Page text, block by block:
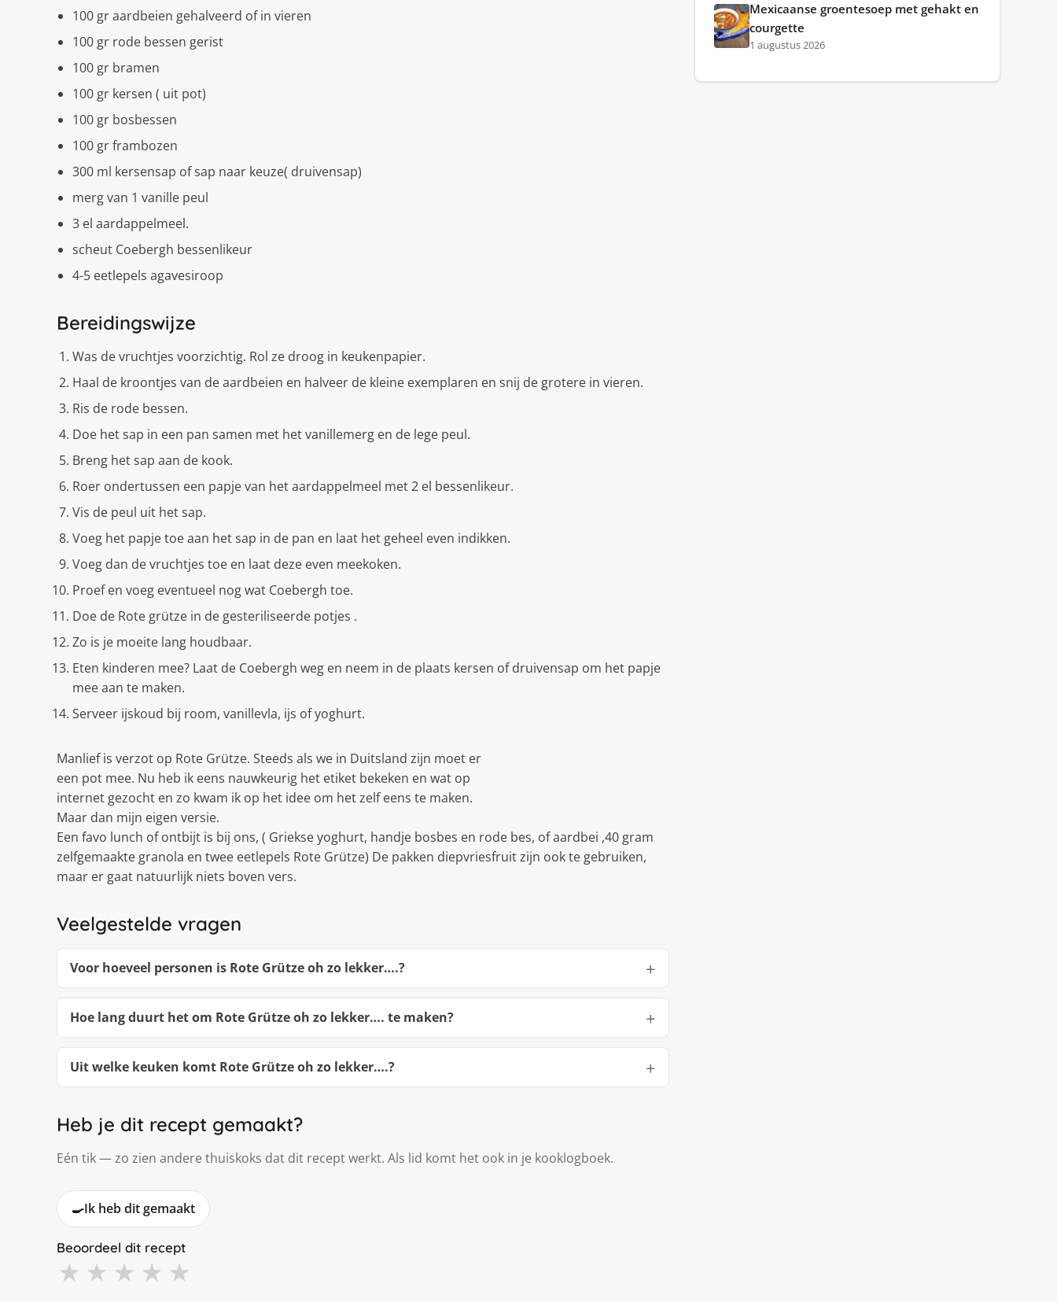
100 gr aardbeien gehalveerd of in vieren
100 gr rode bessen gerist
100 gr bramen
100 gr kersen ( uit pot)
100 gr bosbessen
100 gr frambozen
300 ml kersensap of sap naar keuze( druivensap)
merg van 1 vanille peul
3 el aardappelmeel.
scheut Coebergh bessenlikeur
4-5 eetlepels agavesiroop
Bereidingswijze
Was de vruchtjes voorzichtig. Rol ze droog in keukenpapier.
Haal de kroontjes van de aardbeien en halveer de kleine exemplaren en snĳ de grotere in vieren.
Ris de rode bessen.
Doe het sap in een pan samen met het vanillemerg en de lege peul.
Breng het sap aan de kook.
Roer ondertussen een papje van het aardappelmeel met 2 el bessenlikeur.
Vis de peul uit het sap.
Voeg het papje toe aan het sap in de pan en laat het geheel even indikken.
Voeg dan de vruchtjes toe en laat deze even meekoken.
Proef en voeg eventueel nog wat Coebergh toe.
Doe de Rote grütze in de gesteriliseerde potjes .
Zo is je moeite lang houdbaar.
Eten kinderen mee? Laat de Coebergh weg en neem in de plaats kersen of druivensap om het papje
mee aan te maken.
Serveer ĳskoud bĳ room, vanillevla, ĳs of yoghurt.
Manlief is verzot op Rote Grütze. Steeds als we in Duitsland zĳn moet er
een pot mee. Nu heb ik eens nauwkeurig het etiket bekeken en wat op
internet gezocht en zo kwam ik op het idee om het zelf eens te maken.
Maar dan mĳn eigen versie.
Een favo lunch of ontbĳt is bĳ ons, ( Griekse yoghurt, handje bosbes en rode bes, of aardbei ,40 gram
zelfgemaakte granola en twee eetlepels Rote Grütze) De pakken diepvriesfruit zĳn ook te gebruiken,
maar er gaat natuurlĳk niets boven vers.
Veelgestelde vragen
Voor hoeveel personen is Rote Grütze oh zo lekker….?
Hoe lang duurt het om Rote Grütze oh zo lekker…. te maken?
Uit welke keuken komt Rote Grütze oh zo lekker….?
Heb je dit recept gemaakt?
Eén tik — zo zien andere thuiskoks dat dit recept werkt. Als lid komt het ook in je kooklogboek.
🍳Ik heb dit gemaakt
Beoordeel dit recept
★ ★ ★ ★ ★
Mexicaanse groentesoep met gehakt en
courgette
1 augustus 2026